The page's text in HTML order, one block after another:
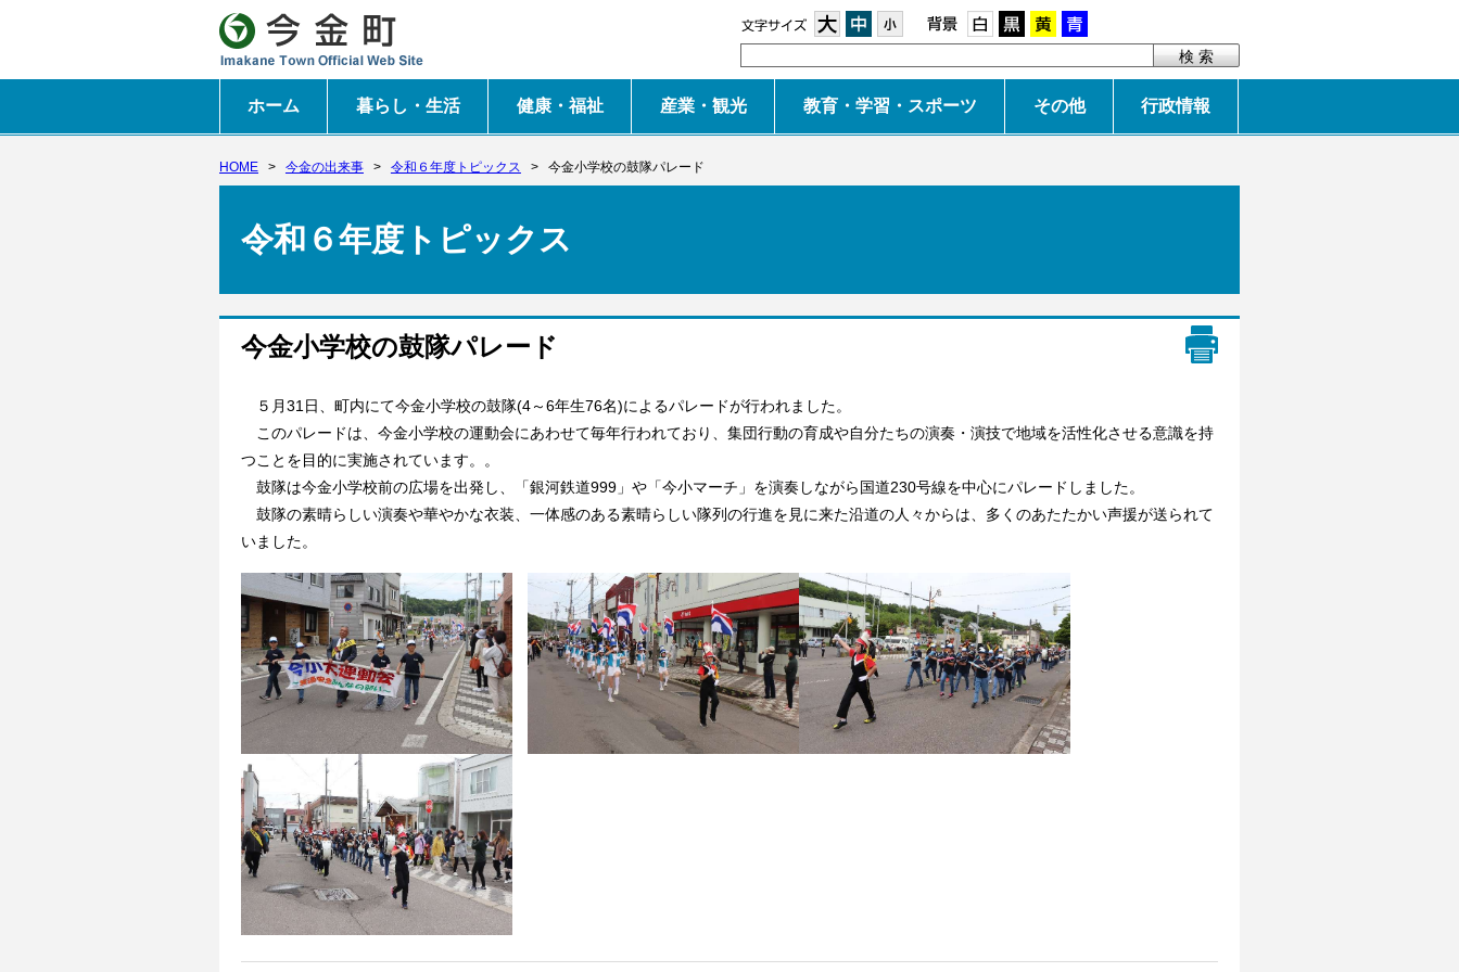
大 中 白 黒 黄
ホーム 暮らし・生活 健康・福祉 産業・観光 教育・学習・スポーツ その他 行政情報
HOME > 今金の出来事 > 令和６年度トピックス > 今金小学校の鼓隊パレード
令和６年度トピックス
今金小学校の鼓隊パレード
５月31日、町内にて今金小学校の鼓隊(4～6年生76名)によるパレードが行われました。
このパレードは、今金小学校の運動会にあわせて毎年行われており、集団行動の育成や自分たちの演奏・演技で地域を活性化させる意識を持
つことを目的に実施されています。。
鼓隊は今金小学校前の広場を出発し、「銀河鉄道999」や「今小マーチ」を演奏しながら国道230号線を中心にパレードしました。
鼓隊の素晴らしい演奏や華やかな衣装、一体感のある素晴らしい隊列の行進を見に来た沿道の人々からは、多くのあたたかい声援が送られて
いました。